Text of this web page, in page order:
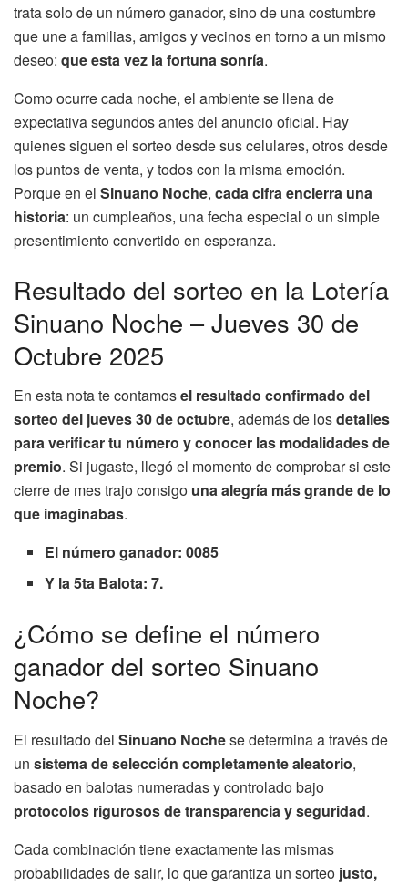
trata solo de un número ganador, sino de una costumbre
que une a familias, amigos y vecinos en torno a un mismo
deseo: que esta vez la fortuna sonría.
Como ocurre cada noche, el ambiente se llena de
expectativa segundos antes del anuncio oficial. Hay
quienes siguen el sorteo desde sus celulares, otros desde
los puntos de venta, y todos con la misma emoción.
Porque en el Sinuano Noche, cada cifra encierra una
historia: un cumpleaños, una fecha especial o un simple
presentimiento convertido en esperanza.
Resultado del sorteo en la Lotería
Sinuano Noche – Jueves 30 de
Octubre 2025
En esta nota te contamosel resultado confirmado del
sorteo del jueves 30 de octubre, además de losdetalles
para verificar tu número y conocer las modalidades de
premio. Si jugaste, llegó el momento de comprobar si este
cierre de mes trajo consigo una alegría más grande de lo
que imaginabas.
El número ganador: 0085
Y la 5ta Balota: 7.
¿Cómo se define el número
ganador del sorteo Sinuano
Noche?
El resultado del Sinuano Nochese determina a través de
un sistema de selección completamente aleatorio,
basado en balotas numeradas y controlado bajo
protocolos rigurosos de transparencia y seguridad.
Cada combinación tiene exactamente las mismas
probabilidades de salir, lo que garantiza un sorteo justo,